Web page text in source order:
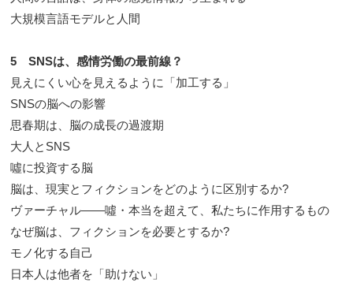
大規模言語モデルと人間
5 SNSは、感情労働の最前線？
見えにくい心を見えるように「加工する」
SNSの脳への影響
思春期は、脳の成長の過渡期
大人とSNS
噓に投資する脳
脳は、現実とフィクションをどのように区別するか?
ヴァーチャル――噓・本当を超えて、私たちに作用するもの
なぜ脳は、フィクションを必要とするか?
モノ化する自己
日本人は他者を「助けない」